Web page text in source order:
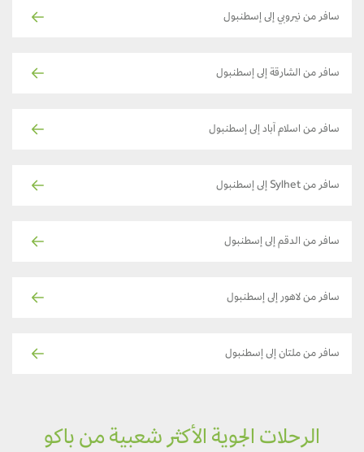
سافر من نيروبي إلى إسطنبول
سافر من الشارقة إلى إسطنبول
سافر من اسلام آباد إلى إسطنبول
سافر من Sylhet إلى إسطنبول
سافر من الدقم إلى إسطنبول
سافر من لاهور إلى إسطنبول
سافر من ملتان إلى إسطنبول
الرحلات الجوية الأكثر شعبية من باكو